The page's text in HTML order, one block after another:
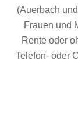
(Auerbach
Frauen und
Rente oder
Telefon- oder